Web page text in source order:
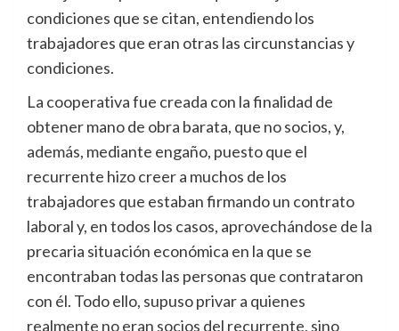
condiciones que se citan, entendiendo los
trabajadores que eran otras las circunstancias y
condiciones.
La cooperativa fue creada con la finalidad de
obtener mano de obra barata, que no socios, y,
además, mediante engaño, puesto que el
recurrente hizo creer a muchos de los
trabajadores que estaban firmando un contrato
laboral y, en todos los casos, aprovechándose de la
precaria situación económica en la que se
encontraban todas las personas que contrataron
con él. Todo ello, supuso privar a quienes
realmente no eran socios del recurrente, sino